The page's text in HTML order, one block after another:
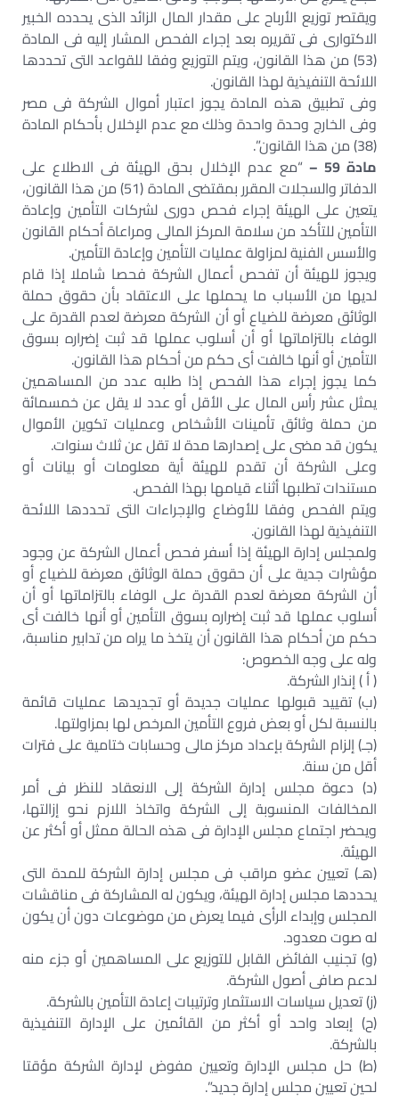
ويقتصر توزيع الأرباح على مقدار المال الزائد الذى يحدده الخبير
الاكتوارى فى تقريره بعد إجراء الفحص المشار إليه فى المادة
(53) من هذا القانون، ويتم التوزيع وفقا للقواعد التى تحددها
اللائحة التنفيذية لهذا القانون.
وفى تطبيق هذه المادة يجوز اعتبار أموال الشركة فى مصر
وفى الخارج وحدة واحدة وذلك مع عدم الإخلال بأحكام المادة
(38) من هذا القانون”.
مادة 59 –
“مع عدم الإخلال بحق الهيئة فى الاطلاع على
الدفاتر والسجلات المقرر بمقتضى المادة (51) من هذا القانون،
يتعين على الهيئة إجراء فحص دورى لشركات التأمين وإعادة
التأمين للتأكد من سلامة المركز المالى ومراعاة أحكام القانون
والأسس الفنية لمزاولة عمليات التأمين وإعادة التأمين.
ويجوز للهيئة أن تفحص أعمال الشركة فحصا شاملا إذا قام
لديها من الأسباب ما يحملها على الاعتقاد بأن حقوق حملة
الوثائق معرضة للضياع أو أن الشركة معرضة لعدم القدرة على
الوفاء بالتزاماتها أو أن أسلوب عملها قد ثبت إضراره بسوق
التأمين أو أنها خالفت أى حكم من أحكام هذا القانون.
كما يجوز إجراء هذا الفحص إذا طلبه عدد من المساهمين
يمثل عشر رأس المال على الأقل أو عدد لا يقل عن خمسمائة
من حملة وثائق تأمينات الأشخاص وعمليات تكوين الأموال
يكون قد مضى على إصدارها مدة لا تقل عن ثلاث سنوات.
وعلى الشركة أن تقدم للهيئة أية معلومات أو بيانات أو
مستندات تطلبها أثناء قيامها بهذا الفحص.
ويتم الفحص وفقا للأوضاع والإجراءات التى تحددها اللائحة
التنفيذية لهذا القانون.
ولمجلس إدارة الهيئة إذا أسفر فحص أعمال الشركة عن وجود
مؤشرات جدية على أن حقوق حملة الوثائق معرضة للضياع أو
أن الشركة معرضة لعدم القدرة على الوفاء بالتزاماتها أو أن
أسلوب عملها قد ثبت إضراره بسوق التأمين أو أنها خالفت أى
حكم من أحكام هذا القانون أن يتخذ ما يراه من تدابير مناسبة،
وله على وجه الخصوص:
( أ ) إنذار الشركة.
(ب) تقييد قبولها عمليات جديدة أو تجديدها عمليات قائمة
بالنسبة لكل أو بعض فروع التأمين المرخص لها بمزاولتها.
(جـ) إلزام الشركة بإعداد مركز مالى وحسابات ختامية على فترات
أقل من سنة.
(د) دعوة مجلس إدارة الشركة إلى الانعقاد للنظر فى أمر
المخالفات المنسوبة إلى الشركة واتخاذ اللازم نحو إزالتها،
ويحضر اجتماع مجلس الإدارة فى هذه الحالة ممثل أو أكثر عن
الهيئة.
(هـ) تعيين عضو مراقب فى مجلس إدارة الشركة للمدة التى
يحددها مجلس إدارة الهيئة، ويكون له المشاركة فى مناقشات
المجلس وإبداء الرأى فيما يعرض من موضوعات دون أن يكون
له صوت معدود.
(و) تجنيب الفائض القابل للتوزيع على المساهمين أو جزء منه
لدعم صافى أصول الشركة.
(ز) تعديل سياسات الاستثمار وترتيبات إعادة التأمين بالشركة.
(ح) إبعاد واحد أو أكثر من القائمين على الإدارة التنفيذية
بالشركة.
(ط) حل مجلس الإدارة وتعيين مفوض لإدارة الشركة مؤقتا
لحين تعيين مجلس إدارة جديد”.